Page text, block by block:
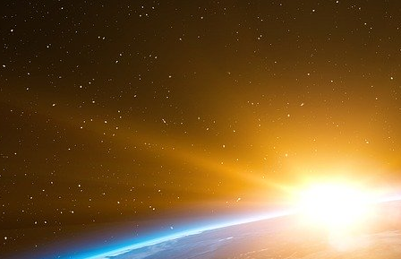
Ce deuxième objectif - que la Commission
préalable essentielle » à la réalisation du
nouvel ordre économique
(c’est-à-dire le
dépolitisant progressivement la politique
nationale et de soustraire la politique
(parlementaire) - par exemple en
indépendantes des gouvernements- ce qui
de la contestation populaire. En « se liant les
les coûts politiques de la transition
impopulaires- en rejetant la faute sur les
les institutions multilatérales. Ces politiques
inévitable des nouvelles et dures réalités de la